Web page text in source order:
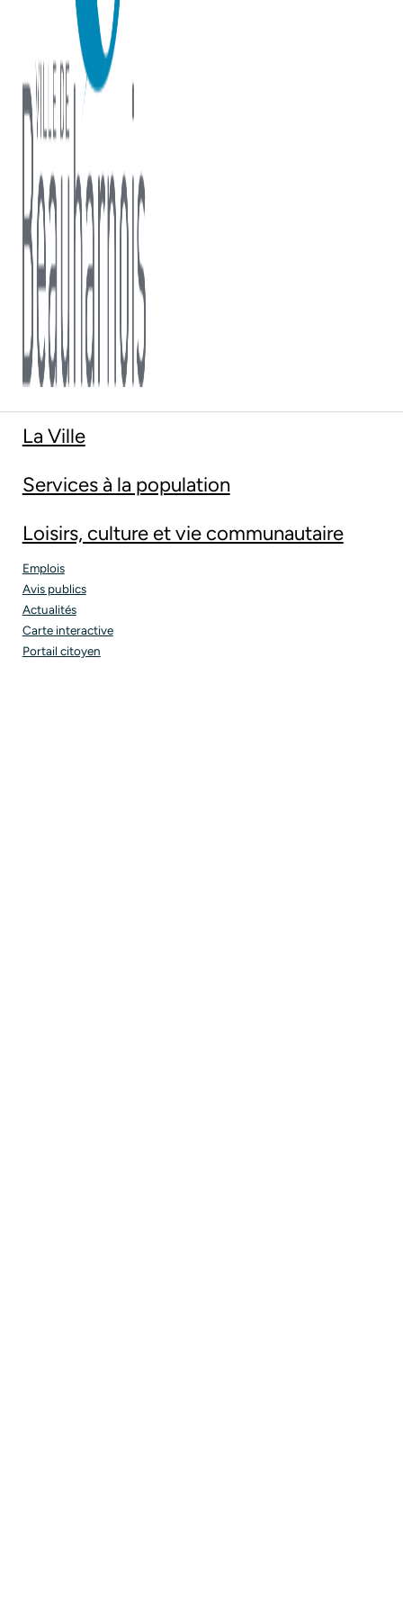
La Ville
Services à la population
Loisirs, culture et vie communautaire
Emplois
Avis publics
Actualités
Carte interactive
Portail citoyen